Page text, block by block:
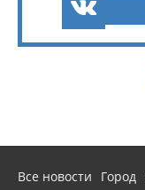
Все новости Город